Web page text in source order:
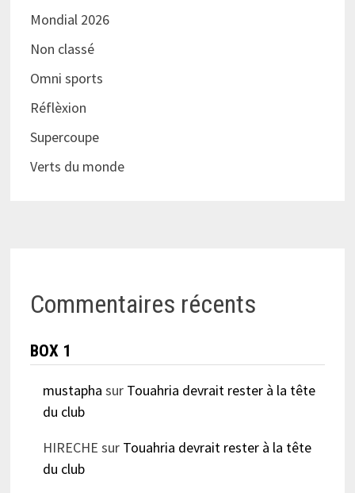
Mondial 2026
Non classé
Omni sports
Réflèxion
Supercoupe
Verts du monde
Commentaires récents
BOX 1
mustapha sur Touahria devrait rester à la tête
du club
HIRECHE sur Touahria devrait rester à la tête
du club